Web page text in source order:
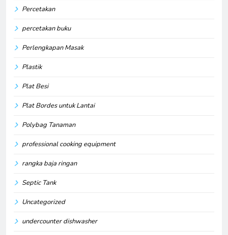
Percetakan
percetakan buku
Perlengkapan Masak
Plastik
Plat Besi
Plat Bordes untuk Lantai
Polybag Tanaman
professional cooking equipment
rangka baja ringan
Septic Tank
Uncategorized
undercounter dishwasher